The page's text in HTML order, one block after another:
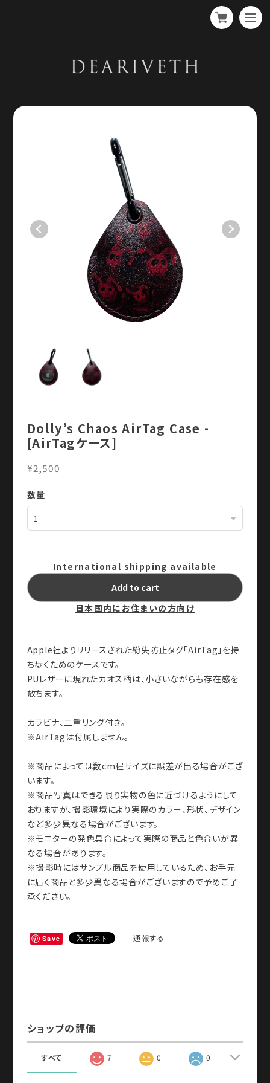
Dolly’s Chaos AirTag Case -
[AirTagケース]
¥2,500
数量
International shipping available
Add to cart
日本国内にお住まいの方向け
Apple社よりリリースされた紛失防止タグ「AirTag」を持
ち歩くためのケースです。
PUレザーに現れたカオス柄は、小さいながらも存在感を
放ちます。
カラビナ、二重リング付き。
※AirTagは付属しません。
※商品によっては数cm程サイズに誤差が出る場合がござ
います。
※商品写真はできる限り実物の色に近づけるようにして
おりますが、撮影環境により実際のカラー、形状、デザイン
など多少異なる場合がございます。
※モニターの発色具合によって実際の商品と色合いが異
なる場合があります。
※撮影時にはサンプル商品を使用しているため、お手元
に届く商品と多少異なる場合がございますので予めご了
承ください。
Save 通報する
ショップの評価
すべて 7 0 0